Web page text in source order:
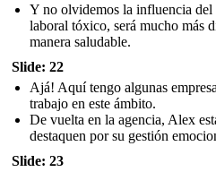
Y no olvidemos la influencia del
laboral tóxico, será mucho más
manera saludable.
Slide: 22
Ajá! Aquí tengo algunas
trabajo en este ámbito.
De vuelta en la agencia, Alex
destaquen por su gestión
Slide: 23